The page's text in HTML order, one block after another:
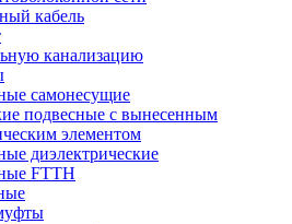
кабель
канализацию
самонесущие
подвесные с вынесенным
элементом
диэлектрические
FTTH